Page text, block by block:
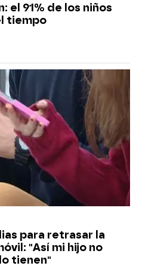
el 91% de los niños
tiempo
para retrasar la
"Así mi hijo no
tienen"